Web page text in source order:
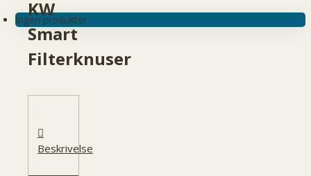
Ingen produkter
KW
Smart
Filterknuser
Beskrivelse